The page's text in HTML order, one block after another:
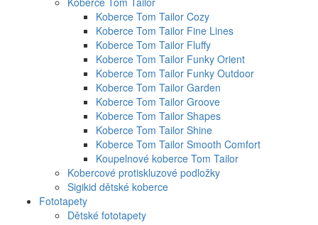
Koberce Tom Tailor Cozy
Koberce Tom Tailor Fine Lines
Koberce Tom Tailor Fluffy
Koberce Tom Tailor Funky Orient
Koberce Tom Tailor Funky Outdoor
Koberce Tom Tailor Garden
Koberce Tom Tailor Groove
Koberce Tom Tailor Shapes
Koberce Tom Tailor Shine
Koberce Tom Tailor Smooth Comfort
Koupelnové koberce Tom Tailor
Kobercové protiskluzové podložky
Sigikid dětské koberce
Fototapety
Dětské fototapety